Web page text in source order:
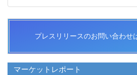
プレスリリースのお問い合わせ
マーケットレポート